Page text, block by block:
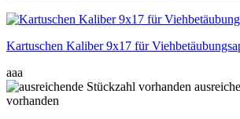
Kartuschen Kaliber 9x17 für
aaa
vorhanden